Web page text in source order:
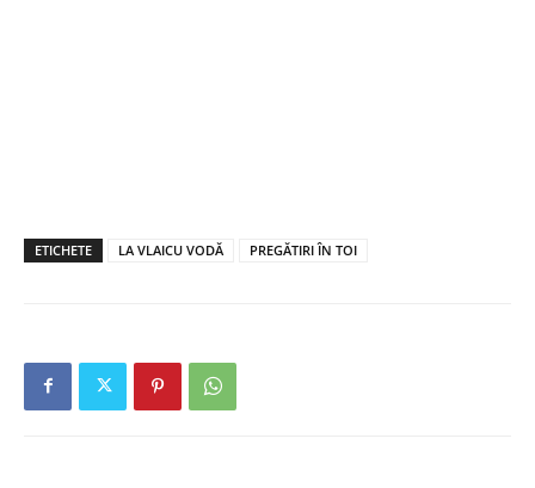
ETICHETE LA VLAICU VODĂ PREGĂTIRI ÎN TOI